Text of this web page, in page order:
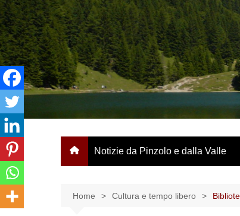
Salta
al
contenuto
Notizie da Pinzolo e dalla Valle
Home Cultura e tempo libero